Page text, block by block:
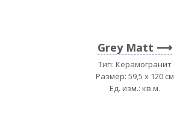
Grey Matt
Тип: Керамогранит
Размер: 59,5 x 120 см
Ед. изм.: кв.м.